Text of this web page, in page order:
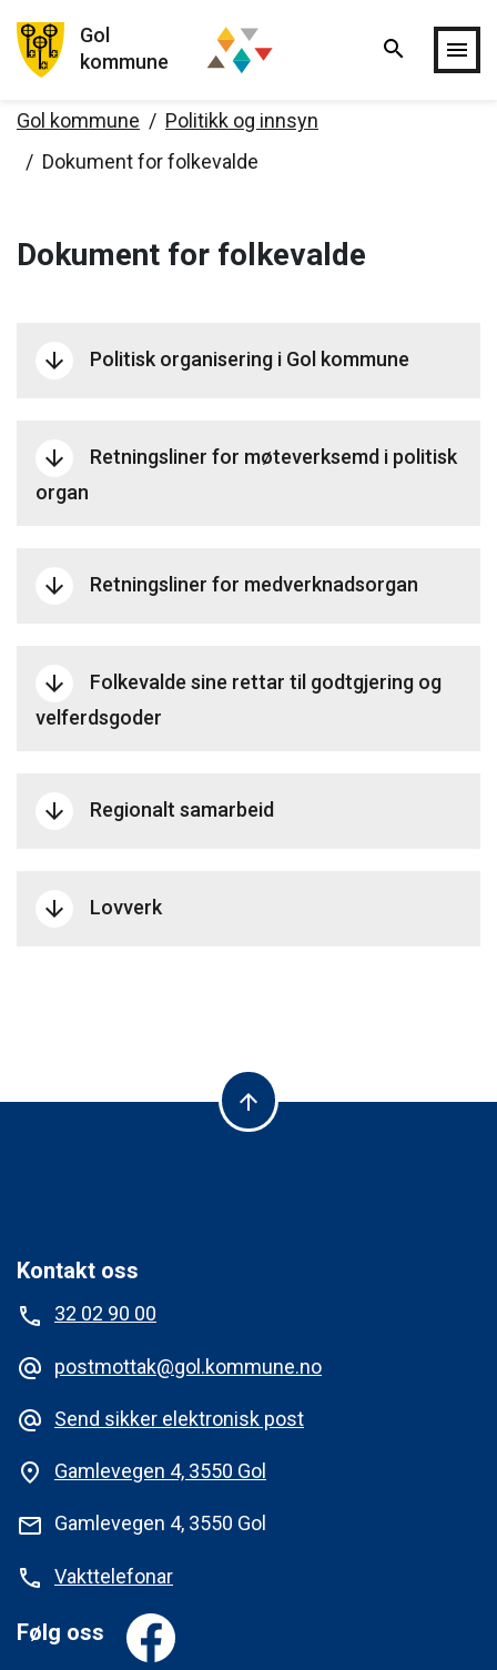
Hopp til hovedinnholdet
Gol
kommune
search menu
Gol kommune
Politikk og innsyn
Dokument for folkevalde
Dokument for folkevalde
arrow_downward Politisk organisering i Gol kommune
arrow_downward
Retningsliner for møteverksemd i politisk
organ
arrow_downward Retningsliner for medverknadsorgan
arrow_downward
Folkevalde sine rettar til godtgjering og
velferdsgoder
arrow_downward Regionalt samarbeid
arrow_downward Lovverk
arrow_upward
Kontakt oss
phone
32 02 90 00
alternate_email postmottak@gol.kommune.no
alternate_email Send sikker elektronisk post
place Gamlevegen 4, 3550 Gol
mail Gamlevegen 4, 3550 Gol
phone Vakttelefonar
Følg oss